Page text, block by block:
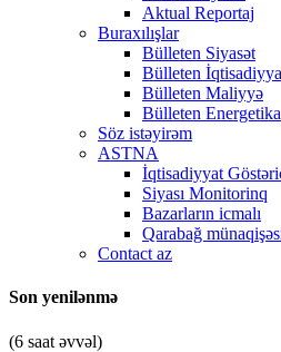
Aktual Reportaj
Buraxılışlar
Bülleten Siyasət
Bülleten
Bülleten Maliyyə
Bülleten Energetika
Söz istəyirəm
ASTNA
İqtisadiyyat
Siyası Monitorinq
Bazarların icmalı
Qarabağ
Contact az
Son yenilənmə
(6 saat əvvəl)